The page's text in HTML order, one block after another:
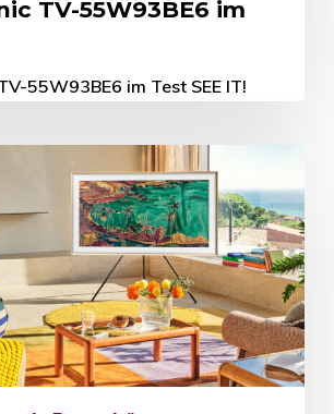
TV-55W93BE6 im
55W93BE6 im Test SEE IT!
Auch wenn große
ab 65 Zoll in den
2025